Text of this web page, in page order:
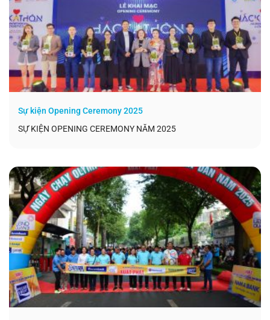
Sự kiện Opening Ceremony 2025
SỰ KIỆN OPENING CEREMONY NĂM 2025